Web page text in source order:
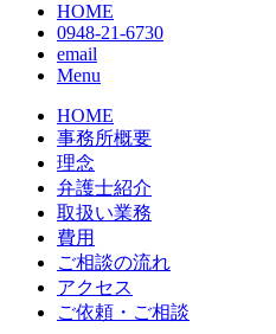
HOME
0948-21-6730
email
Menu
HOME
事務所概要
理念
弁護士紹介
取扱い業務
費用
ご相談の流れ
アクセス
ご依頼・ご相談